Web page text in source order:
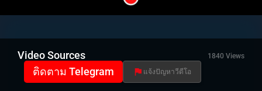
Video Sources 1840 Views
ติดตาม Telegram แจ้งปัญหาวีดีโอ